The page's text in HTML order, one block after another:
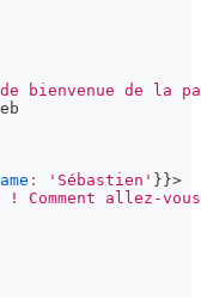
de bienvenue de la
: 'Sébastien' } }>
Comment allez-